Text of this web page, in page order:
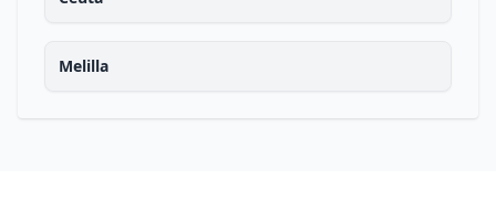
Melilla